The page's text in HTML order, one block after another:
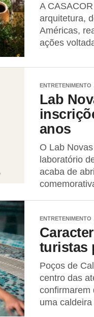
A
arquitetura,
Américas,
ações
ENTRETENIMENTO
Lab
anos
O Lab
laboratório
acaba de
ENTRETENIMENTO
turistas
Poços de
centro das
confirmarem
uma